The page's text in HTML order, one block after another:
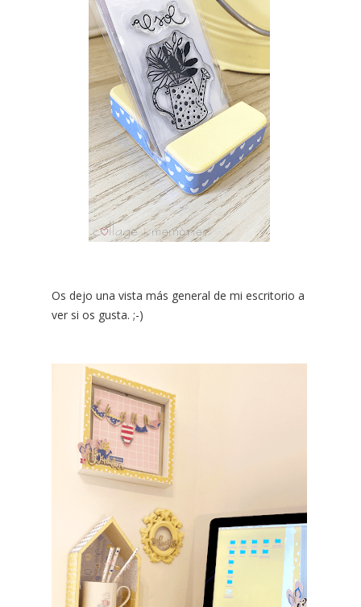
Os dejo una vista más general de mi escritorio a
ver si os gusta. ;-)